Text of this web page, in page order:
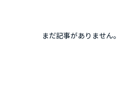
まだ記事がありません。